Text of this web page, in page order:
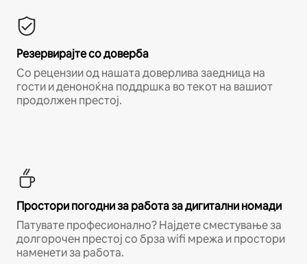
Резервирајте со доверба
Со рецензии од нашата доверлива заедница на
гости и деноноќна поддршка во текот на вашиот
продолжен престој.
Простори погодни за работа за дигитални номади
Патувате професионално? Најдете сместување за
долгорочен престој со брза wifi мрежа и простори
наменети за работа.